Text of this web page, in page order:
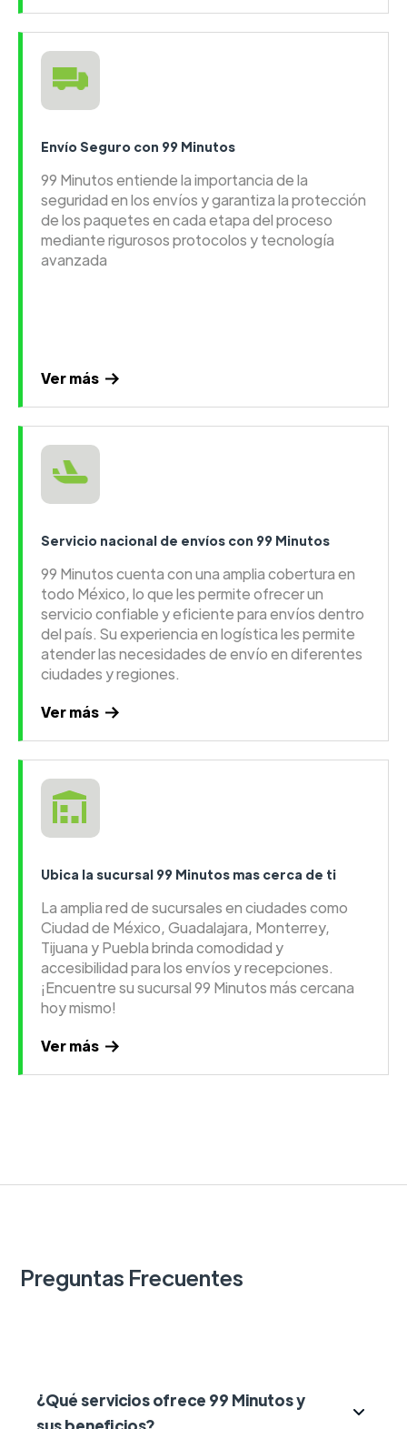
Envío Seguro con 99 Minutos
99 Minutos entiende la importancia de la
seguridad en los envíos y garantiza la protección
de los paquetes en cada etapa del proceso
mediante rigurosos protocolos y tecnología
avanzada
Ver más
Servicio nacional de envíos con 99 Minutos
99 Minutos cuenta con una amplia cobertura en
todo México, lo que les permite ofrecer un
servicio confiable y eficiente para envíos dentro
del país. Su experiencia en logística les permite
atender las necesidades de envío en diferentes
ciudades y regiones.
Ver más
Ubica la sucursal 99 Minutos mas cerca de ti
La amplia red de sucursales en ciudades como
Ciudad de México, Guadalajara, Monterrey,
Tijuana y Puebla brinda comodidad y
accesibilidad para los envíos y recepciones.
¡Encuentre su sucursal 99 Minutos más cercana
hoy mismo!
Ver más
Preguntas Frecuentes
¿Qué servicios ofrece 99 Minutos y